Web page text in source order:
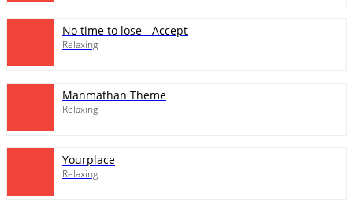
No time to lose - Accept
Relaxing
Manmathan Theme
Relaxing
Yourplace
Relaxing